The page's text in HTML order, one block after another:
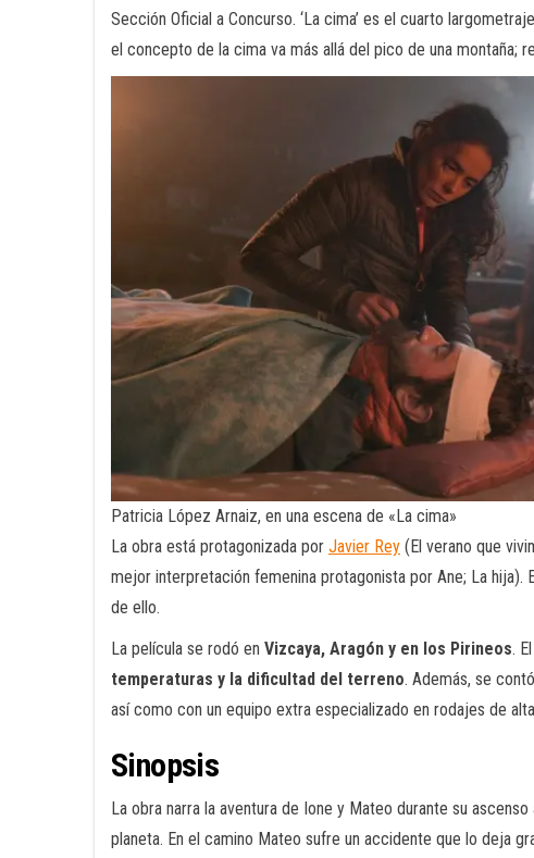
Sección Oficial a Concurso. ‘La cima’ es el cuarto
el concepto de la cima va más allá del pico de una montaña;
Patricia López Arnaiz, en una escena de «La cima»
La obra está protagonizada por Javier Rey (El verano que
mejor interpretación femenina protagonista por Ane; La hija).
de ello.
La película se rodó en Vizcaya, Aragón y en los Pirineos.
temperaturas y la dificultad del terreno. Además, se
así como con un equipo extra especializado en rodajes de
Sinopsis
La obra narra la aventura de Ione y Mateo durante su ascenso
planeta. En el camino Mateo sufre un accidente que lo deja